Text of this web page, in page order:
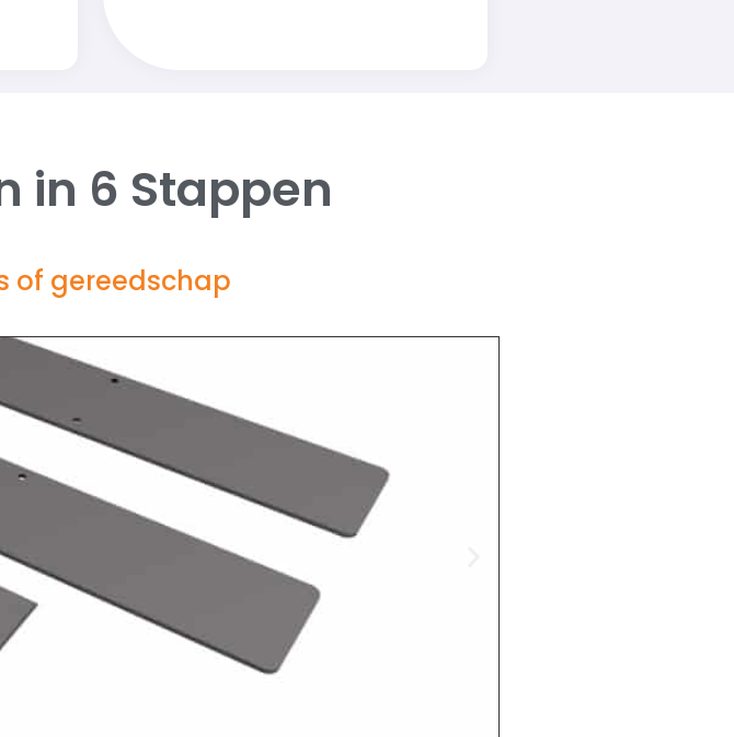
in 6 Stappen
of gereedschap